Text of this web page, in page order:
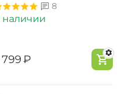
8
наличии
799‍₽